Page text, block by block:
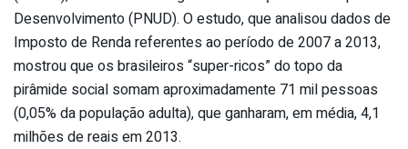
Desenvolvimento (PNUD). O estudo, que analisou dados de
Imposto de Renda referentes ao período de 2007 a 2013,
mostrou que os brasileiros “super-ricos” do topo da
pirâmide social somam aproximadamente 71 mil pessoas
(0,05% da população adulta), que ganharam, em média, 4,1
milhões de reais em 2013.